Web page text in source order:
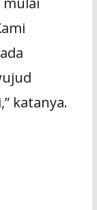
katanya.